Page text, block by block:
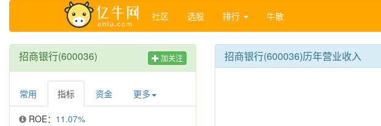
社区 选股 排行 牛散
招商银行(600036) 加关注
常用 指标 资金 更多
ROE： 11.07%
招商银行(600036)历年营业收入